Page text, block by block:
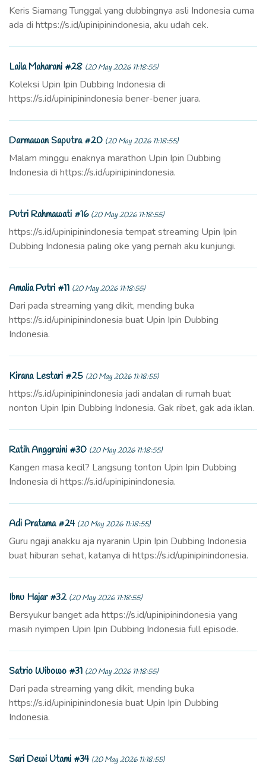
Keris Siamang Tunggal yang dubbingnya asli Indonesia cuma
ada di https://s.id/upinipinindonesia, aku udah cek.
Laila Maharani #28 (20 May 2026 11:18:55)
Koleksi Upin Ipin Dubbing Indonesia di
https://s.id/upinipinindonesia bener-bener juara.
Darmawan Saputra #20 (20 May 2026 11:18:55)
Malam minggu enaknya marathon Upin Ipin Dubbing
Indonesia di https://s.id/upinipinindonesia.
Putri Rahmawati #16 (20 May 2026 11:18:55)
https://s.id/upinipinindonesia tempat streaming Upin Ipin
Dubbing Indonesia paling oke yang pernah aku kunjungi.
Amalia Putri #11 (20 May 2026 11:18:55)
Dari pada streaming yang dikit, mending buka
https://s.id/upinipinindonesia buat Upin Ipin Dubbing
Indonesia.
Kirana Lestari #25 (20 May 2026 11:18:55)
https://s.id/upinipinindonesia jadi andalan di rumah buat
nonton Upin Ipin Dubbing Indonesia. Gak ribet, gak ada iklan.
Ratih Anggraini #30 (20 May 2026 11:18:55)
Kangen masa kecil? Langsung tonton Upin Ipin Dubbing
Indonesia di https://s.id/upinipinindonesia.
Adi Pratama #24 (20 May 2026 11:18:55)
Guru ngaji anakku aja nyaranin Upin Ipin Dubbing Indonesia
buat hiburan sehat, katanya di https://s.id/upinipinindonesia.
Ibnu Hajar #32 (20 May 2026 11:18:55)
Bersyukur banget ada https://s.id/upinipinindonesia yang
masih nyimpen Upin Ipin Dubbing Indonesia full episode.
Satrio Wibowo #31 (20 May 2026 11:18:55)
Dari pada streaming yang dikit, mending buka
https://s.id/upinipinindonesia buat Upin Ipin Dubbing
Indonesia.
Sari Dewi Utami #34 (20 May 2026 11:18:55)